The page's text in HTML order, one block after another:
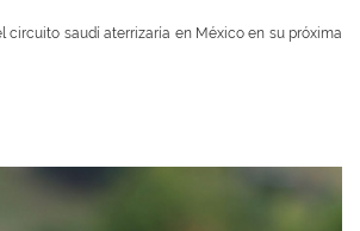
circuito saudí aterrizaría en México en su próxima